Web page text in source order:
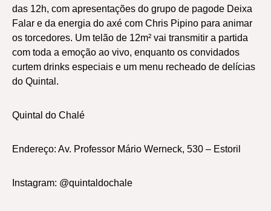
das 12h, com apresentações do grupo de pagode Deixa
Falar e da energia do axé com Chris Pipino para animar
os torcedores. Um telão de 12m² vai transmitir a partida
com toda a emoção ao vivo, enquanto os convidados
curtem drinks especiais e um menu recheado de delícias
do Quintal.
Quintal do Chalé
Endereço: Av. Professor Mário Werneck, 530 – Estoril
Instagram: @quintaldochale